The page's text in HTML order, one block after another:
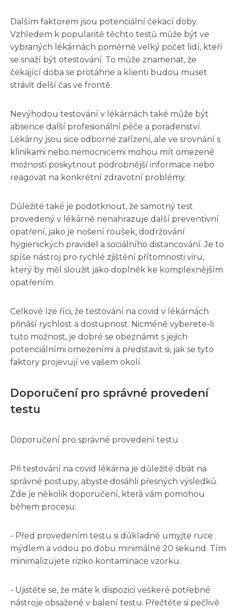
Dalším faktorem jsou potenciální čekací doby.
Vzhledem k popularitě těchto testů může být ve
vybraných lékárnách poměrně velký počet lidí, kteří
se snaží být otestování. To může znamenat, že
čekající doba se protáhne a klienti budou muset
strávit delší čas ve frontě.
Nevýhodou testování v lékárnách také může být
absence další profesionální péče a poradenství.
Lékárny jsou sice odborné zařízení, ale ve srovnání s
klinikami nebo nemocnicemi mohou mít omezené
možnosti poskytnout podrobnější informace nebo
reagovat na konkrétní zdravotní problémy.
Důležité také je podotknout, že samotný test
provedený v lékárně nenahrazuje další preventivní
opatření, jako je nošení roušek, dodržování
hygienických pravidel a sociálního distancování. Je to
spíše nástroj pro rychlé zjištění přítomnosti viru,
který by měl sloužit jako doplněk ke komplexnějším
opatřením.
Celkově lze říci, že testování na covid v lékárnách
přináší rychlost a dostupnost. Nicméně vyberete-li
tuto možnost, je dobré se obeznámit s jejich
potenciálními omezeními a představit si, jak se tyto
faktory projevují ve vašem okolí.
Doporučení pro správné provedení
testu
Doporučení pro správné provedení testu
Při testování na covid lékárna je důležité dbát na
správné postupy, abyste dosáhli přesných výsledků.
Zde je několik doporučení, která vám pomohou
během procesu:
- Před provedením testu si důkladně umyjte ruce
mýdlem a vodou po dobu minimálně 20 sekund. Tím
minimalizujete riziko kontaminace vzorku.
- Ujistěte se, že máte k dispozici veškeré potřebné
nástroje obsažené v balení testu. Přečtěte si pečlivě